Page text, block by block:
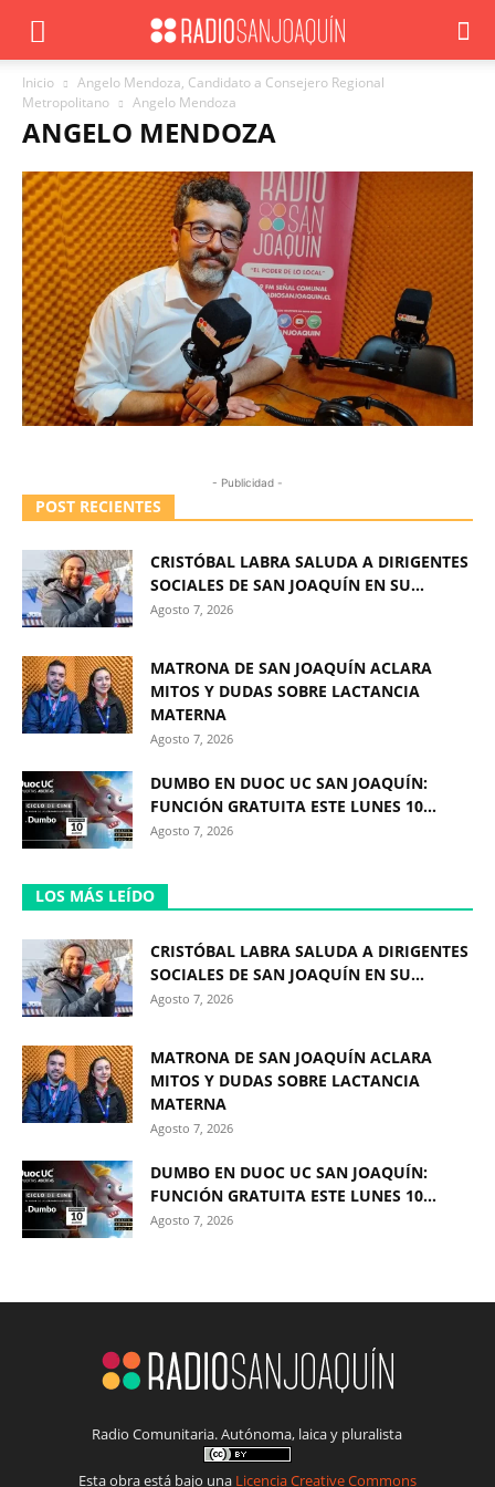
Inicio
Angelo Mendoza, Candidato a Consejero Regional
Metropolitano
Angelo Mendoza
ANGELO MENDOZA
- Publicidad -
POST RECIENTES
CRISTÓBAL LABRA SALUDA A DIRIGENTES
SOCIALES DE SAN JOAQUÍN EN SU...
Agosto 7, 2026
MATRONA DE SAN JOAQUÍN ACLARA
MITOS Y DUDAS SOBRE LACTANCIA
MATERNA
Agosto 7, 2026
DUMBO EN DUOC UC SAN JOAQUÍN:
FUNCIÓN GRATUITA ESTE LUNES 10...
Agosto 7, 2026
LOS MÁS LEÍDO
CRISTÓBAL LABRA SALUDA A DIRIGENTES
SOCIALES DE SAN JOAQUÍN EN SU...
Agosto 7, 2026
MATRONA DE SAN JOAQUÍN ACLARA
MITOS Y DUDAS SOBRE LACTANCIA
MATERNA
Agosto 7, 2026
DUMBO EN DUOC UC SAN JOAQUÍN:
FUNCIÓN GRATUITA ESTE LUNES 10...
Agosto 7, 2026
Radio Comunitaria. Autónoma, laica y pluralista
Esta obra está bajo una Licencia Creative Commons